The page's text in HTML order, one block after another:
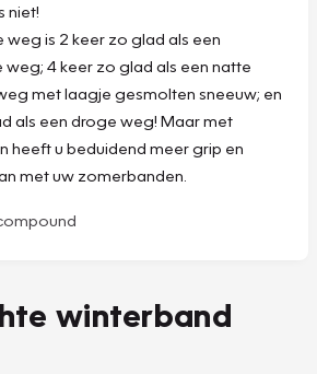
niet!
weg is 2 keer zo glad als een
4 keer zo glad als een natte
met laagje gesmolten sneeuw; en
als een droge weg! Maar met
heeft u beduidend meer grip en
met uw zomerbanden.
winterband